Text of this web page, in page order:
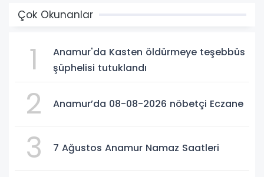
Çok Okunanlar
1
Anamur'da Kasten öldürmeye teşebbüs
şüphelisi tutuklandı
2 Anamur’da 08-08-2026 nöbetçi Eczane
3 7 Ağustos Anamur Namaz Saatleri